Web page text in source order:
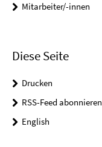
Mitarbeiter/-innen
Diese Seite
Drucken
RSS-Feed abonnieren
English